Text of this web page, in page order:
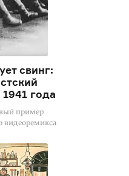
свинг:
года
пример
видеоремикса